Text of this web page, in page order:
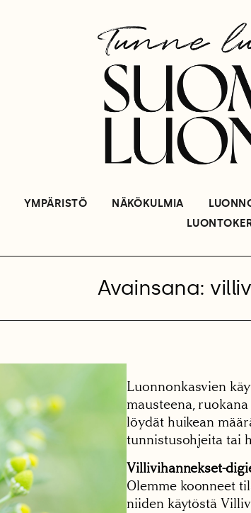
YMPÄRISTÖ NÄKÖKULMIA
Avainsana:
Luonnonkasvien
mausteena,
löydät huikean
tunnistusohjeita tai
Villivihannekset-
Olemme koonneet
niiden käytöstä